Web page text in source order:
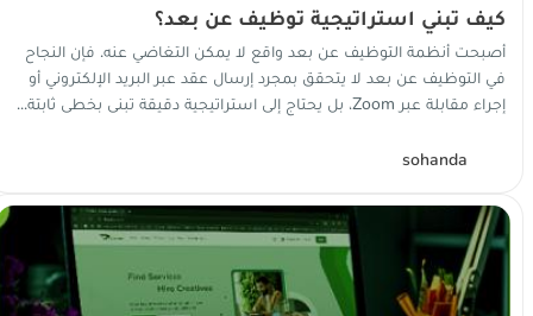
كيف تبني استراتيجية توظيف عن بعد؟
أصبحت أنظمة التوظيف عن بعد واقع لا يمكن التغاضي عنه. فإن النجاح
في التوظيف عن بعد لا يتحقق بمجرد إرسال عقد عبر البريد الإلكتروني أو
إجراء مقابلة عبر Zoom، بل يحتاج إلى استراتيجية دقيقة تبنى بخطى ثابتة...
sohanda